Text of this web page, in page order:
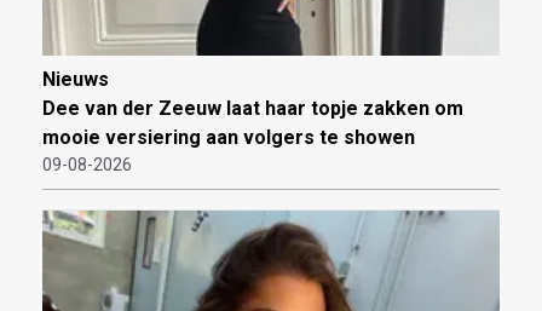
Nieuws
Dee van der Zeeuw laat haar topje zakken om
mooie versiering aan volgers te showen
09-08-2026